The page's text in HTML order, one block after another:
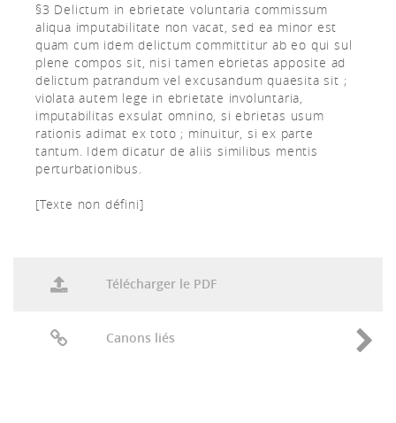
§3 Delictum in ebrietate voluntaria commissum
aliqua imputabilitate non vacat, sed ea minor est
quam cum idem delictum committitur ab eo qui sul
plene compos sit, nisi tamen ebrietas apposite ad
delictum patrandum vel excusandum quaesita sit ;
violata autem lege in ebrietate involuntaria,
imputabilitas exsulat omnino, si ebrietas usum
rationis adimat ex toto ; minuitur, si ex parte
tantum. Idem dicatur de aliis similibus mentis
perturbationibus.
[Texte non défini]
Télécharger le PDF
Canons liés